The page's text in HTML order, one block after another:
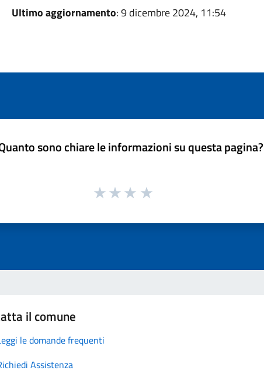
Ultimo aggiornamento: 9 dicembre 2024, 11:54
sono chiare le informazioni su questa pagina?
il comune
le domande frequenti
Assistenza